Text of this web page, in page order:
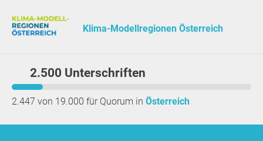
Klima-Modellregionen Österreich
2.500 Unterschriften
2.447 von 19.000 für Quorum in Österreich